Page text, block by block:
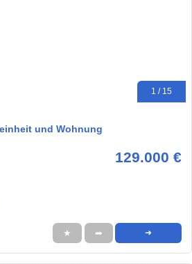
1 / 15
und Wohnung
129.000 €
★ ➦ ➜